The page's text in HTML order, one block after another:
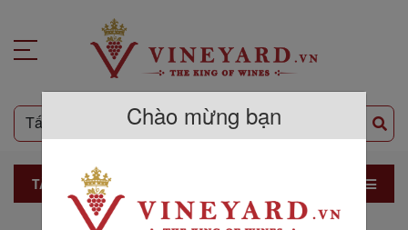
TẤT CẢ SẢN PHẨM
Chào mừng bạn